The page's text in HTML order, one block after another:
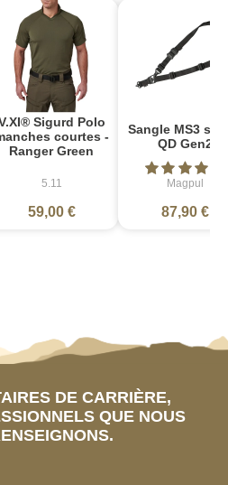
Sigurd Polo
courtes -
Ranger Green
5.11
59,00 €
Sangle MS3
QD Gen2
Magpul
87,90 €
DE CARRIÈRE,
QUE NOUS